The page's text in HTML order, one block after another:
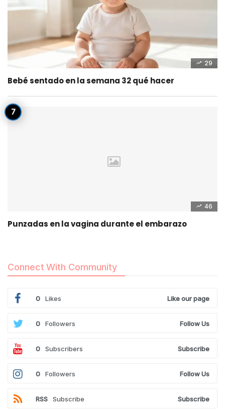
29
Bebé sentado en la semana 32 qué hacer
46
Punzadas en la vagina durante el embarazo
Connect With Community
0 Likes Like our page
0 Followers Follow Us
0 Subscribers Subscribe
0 Followers Follow Us
RSS Subscribe Subscribe